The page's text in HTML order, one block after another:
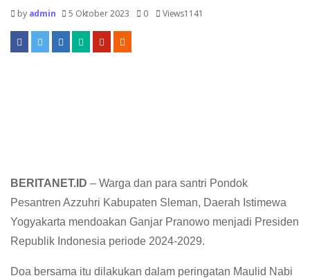
byadmin 5 Oktober 2023 0 Views1141
BERITANET.ID – Warga dan para santri Pondok
Pesantren Azzuhri Kabupaten Sleman, Daerah Istimewa
Yogyakarta mendoakan Ganjar Pranowo menjadi Presiden
Republik Indonesia periode 2024-2029.
Doa bersama itu dilakukan dalam peringatan Maulid Nabi